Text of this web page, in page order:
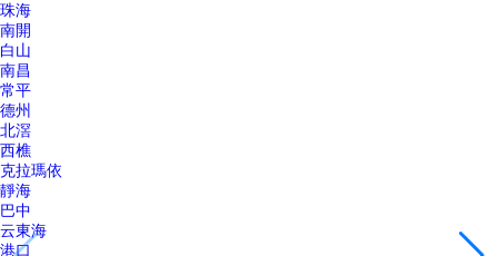
珠海
南開
白山
南昌
常平
德州
北滘
西樵
克拉瑪依
靜海
巴中
云東海
港口